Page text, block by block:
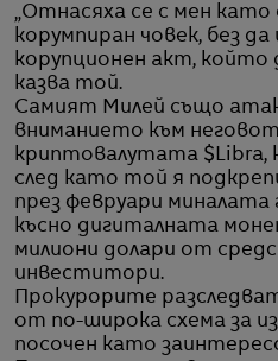
„Отнасяха се с мен като
корумпиран човек, без
корупционен акт, който
казва той.
Самият Милей също
вниманието към
криптовалутата $Libra,
след като той я
през февруари миналата
късно дигиталната
милиони долари от
инвеститори.
Прокурорите
от по-широка схема за
посочен като